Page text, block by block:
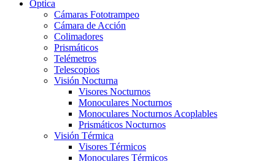
Óptica
Cámaras Fototrampeo
Cámara de Acción
Colimadores
Prismáticos
Telémetros
Telescopios
Visión Nocturna
Visores Nocturnos
Monoculares Nocturnos
Monoculares Nocturnos Acoplables
Prismáticos Nocturnos
Visión Térmica
Visores Térmicos
Monoculares Térmicos